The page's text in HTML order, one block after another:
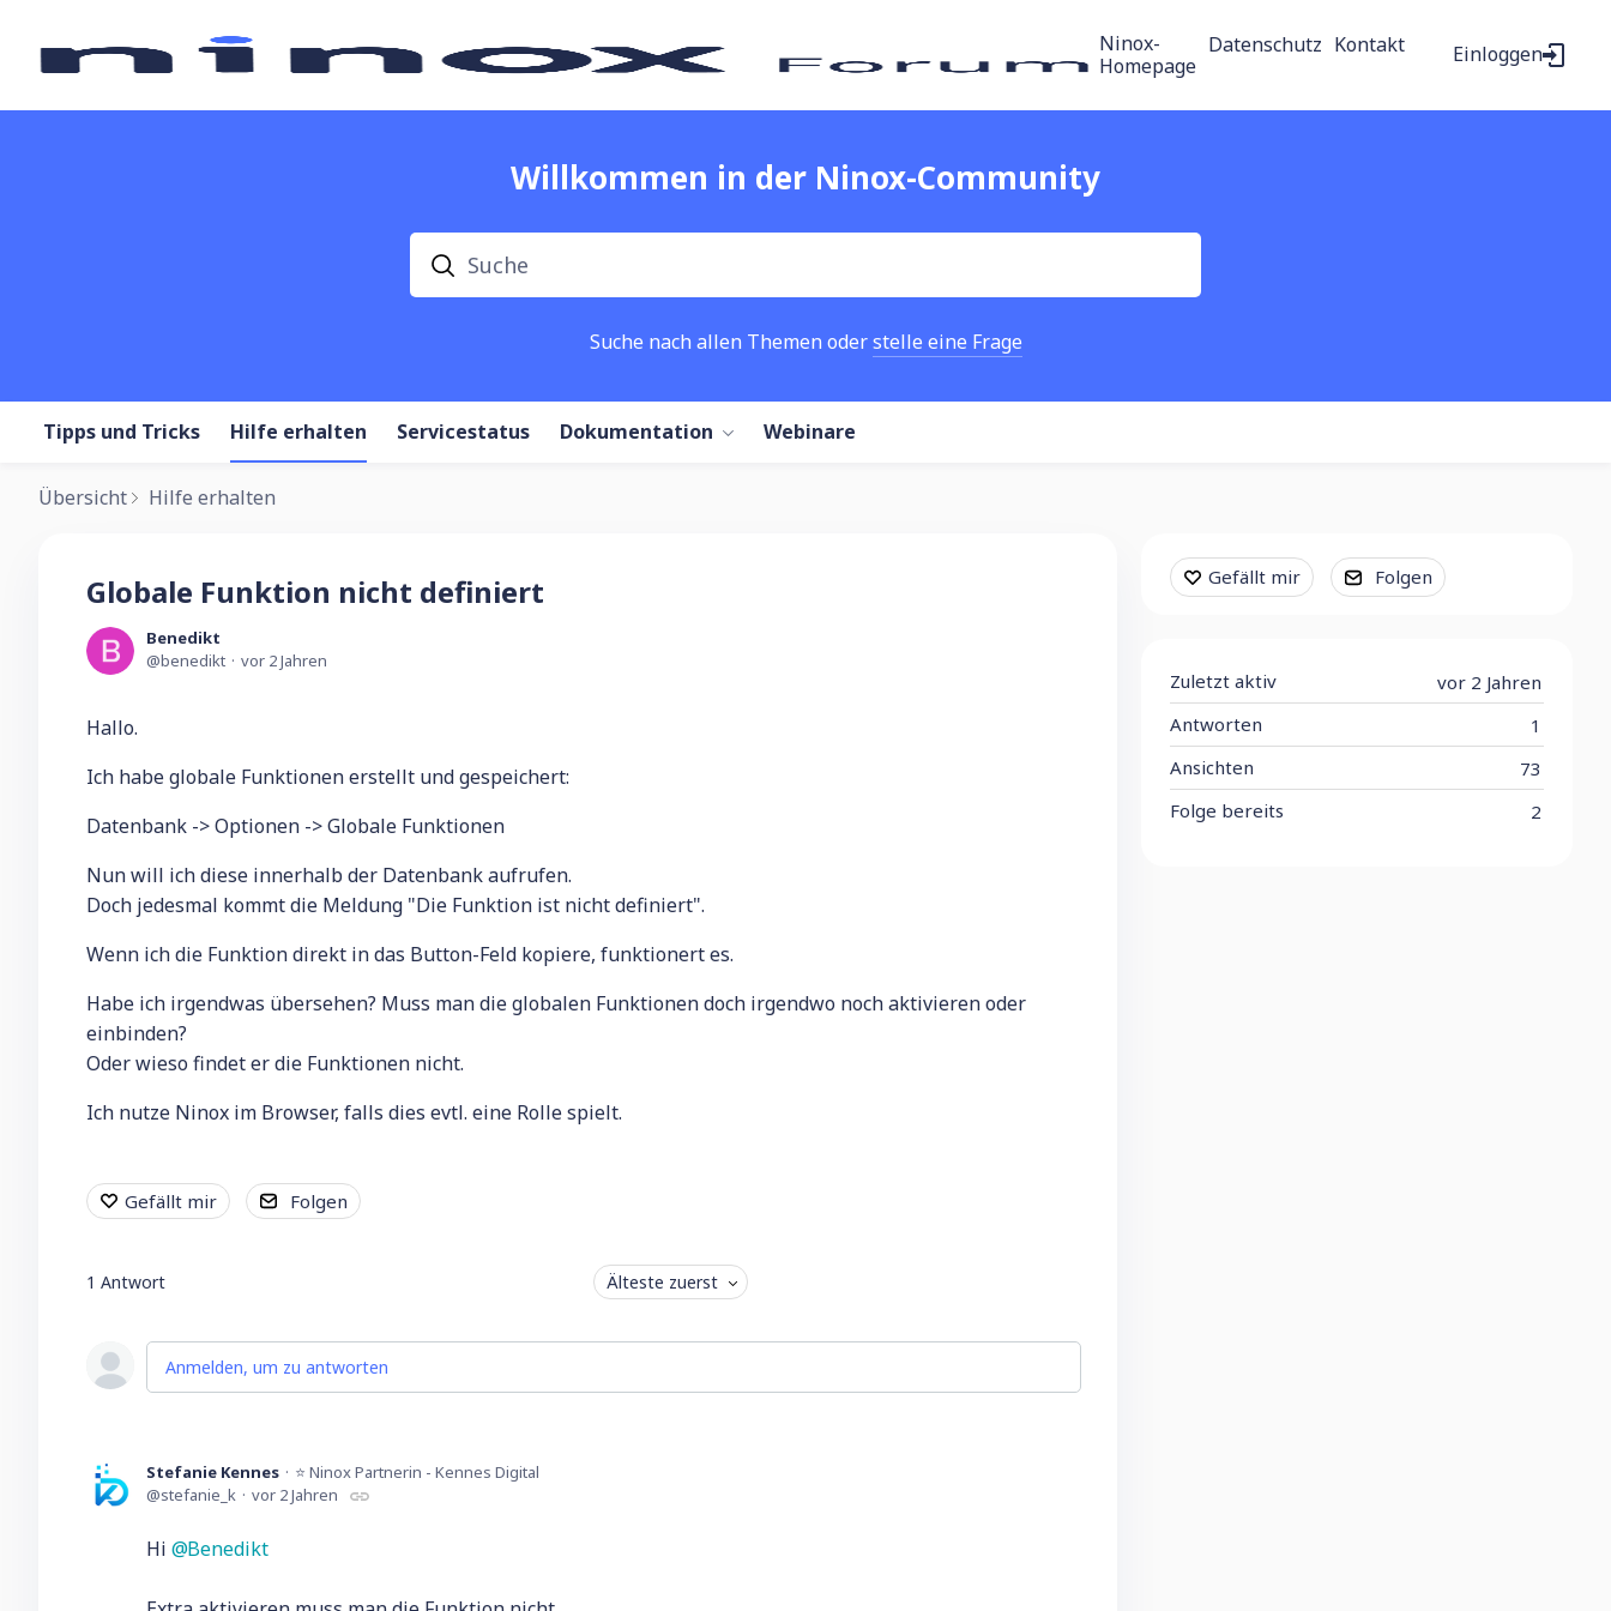
Ninox-
Homepage
Datenschutz Kontakt Einloggen
Willkommen in der Ninox-Community
Suche
Suche nach allen Themen oderstelle eine Frage
Tipps und Tricks Hilfe erhalten Servicestatus Dokumentation Webinare
Übersicht Hilfe erhalten
Globale Funktion nicht definiert
Benedikt
benedikt
vor 2 Jahren
Hallo.
Ich habe globale Funktionen erstellt und gespeichert:
Datenbank -> Optionen -> Globale Funktionen
Nun will ich diese innerhalb der Datenbank aufrufen.
Doch jedesmal kommt die Meldung "Die Funktion ist nicht definiert".
Wenn ich die Funktion direkt in das Button-Feld kopiere, funktionert es.
Habe ich irgendwas übersehen? Muss man die globalen Funktionen doch irgendwo noch aktivieren oder
einbinden?
Oder wieso findet er die Funktionen nicht.
Ich nutze Ninox im Browser, falls dies evtl. eine Rolle spielt.
Gefällt mir Folgen
1 Antwort Älteste zuerst
Anmelden, um zu antworten
Stefanie Kennes
⭐ Ninox Partnerin - Kennes Digital
stefanie_k
vor 2 Jahren
Hi Benedikt
Content aside
Gefällt mir Folgen
vor 2 Jahren
Zuletzt aktiv
1
Antworten
73
Ansichten
2
Folge bereits